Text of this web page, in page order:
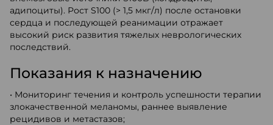
адипоциты). Рост S100 (> 1,5 мкг/л) после остановки
сердца и последующей реанимации отражает
высокий риск развития тяжелых неврологических
последствий.
Показания к назначению
• Мониторинг течения и контроль успешности терапии
злокачественной меланомы, раннее выявление
рецидивов и метастазов;